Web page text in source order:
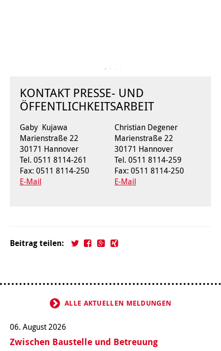
Kindertagesstätte Moorlilienweg /
Kindertagesstätte Petermannstraße /
Familienzentrum
Kindertagesstätte Pfarrlandplatz
Kindertagesstätte Rosenbergstraße
Kindertagesstätte Tresckowstraße
Kindertagesstätte Voltmerstraße
Kindertagesstätte Wiehbergstraße
Kindertagesstätte Kapellenbrink /
Kindertagesstätte Klaus-Müller-Kilian-Weg /
“Mäuseburg” / Familienzentrum
Kindertagesstätte König-Ludwig-Straße
Kindertagesstätte Langes Feld “Deisterspatzen”
Familienzentrum
Kindertagesstätte Petermannstraße /
Kindertagesstätte Pfarrlandplatz
Hör- und Sprachheilkindergarten Ratswiese
KONTAKT PRESSE- UND
ÖFFENTLICHKEITSARBEIT
Gaby Kujawa
Marienstraße 22
30171 Hannover
Tel. 0511 8114-261
Fax: 0511 8114-250
E-Mail
Christian Degener
Marienstraße 22
30171 Hannover
Tel. 0511 8114-259
Fax: 0511 8114-250
E-Mail
Beitrag teilen:
ALLE AKTUELLEN MELDUNGEN
06. August 2026
Zwischen Baustelle und Betreuung